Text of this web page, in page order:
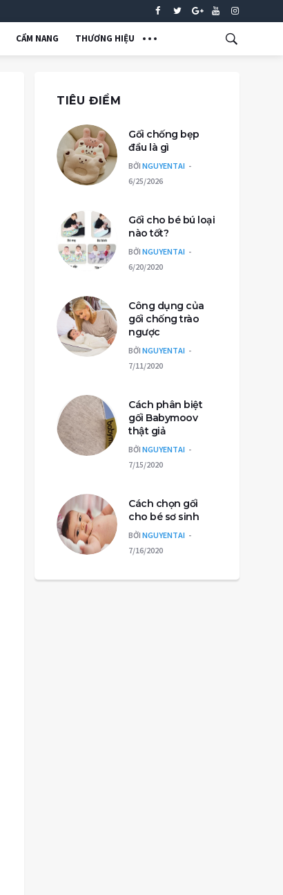
CẨM NANG THƯƠNG HIỆU
TIÊU ĐIỂM
Gối chống bẹp
đầu là gì
BỞI NGUYENTAI
6/25/2026
Gối cho bé bú loại
nào tốt?
BỞI NGUYENTAI
6/20/2020
Công dụng của
gối chống trào
ngược
BỞI NGUYENTAI
7/11/2020
Cách phân biệt
gối Babymoov
thật giả
BỞI NGUYENTAI
7/15/2020
Cách chọn gối
cho bé sơ sinh
BỞI NGUYENTAI
7/16/2020